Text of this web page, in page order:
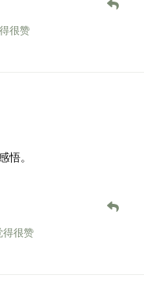
很赞
悟。
得很赞